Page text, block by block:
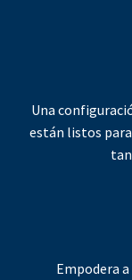
Una
están listos
Empodera